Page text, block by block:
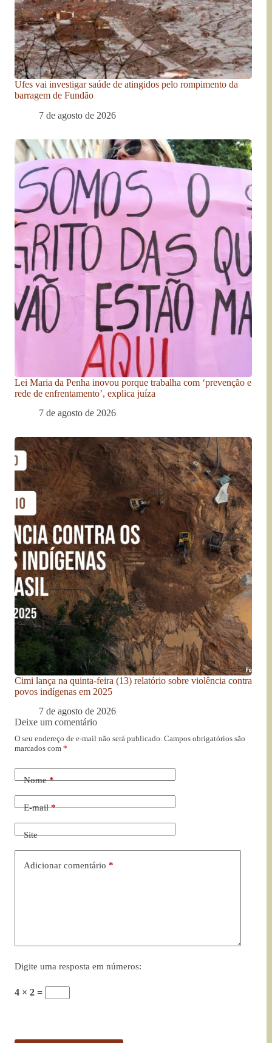
Ufes vai investigar saúde de atingidos pelo rompimento da
barragem de Fundão
7 de agosto de 2026
Lei Maria da Penha inovou porque trabalha com ‘prevenção e
rede de enfrentamento’, explica juíza
7 de agosto de 2026
Cimi lança na quinta-feira (13) relatório sobre violência contra
povos indígenas em 2025
7 de agosto de 2026
Deixe um comentário
O seu endereço de e-mail não será publicado. Campos obrigatórios são
marcados com *
Nome*
E-mail*
Site
Adicionar comentário *
Digite uma resposta em números:
4 × 2 =